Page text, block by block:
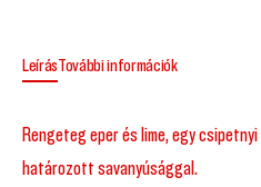
LeírásTovábbi információk
Rengeteg eper és lime, egy
határozott savanyúsággal.